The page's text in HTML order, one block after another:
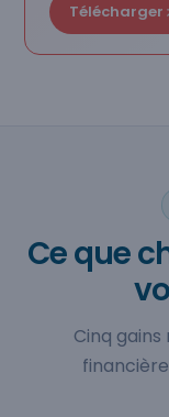
Télécharger
Ce que
Cinq